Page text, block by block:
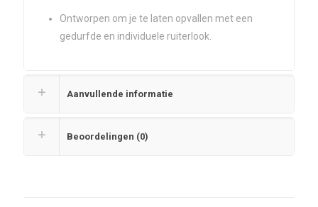
Ontworpen om je te laten opvallen met een
gedurfde en individuele ruiterlook.
Aanvullende informatie
Beoordelingen (0)